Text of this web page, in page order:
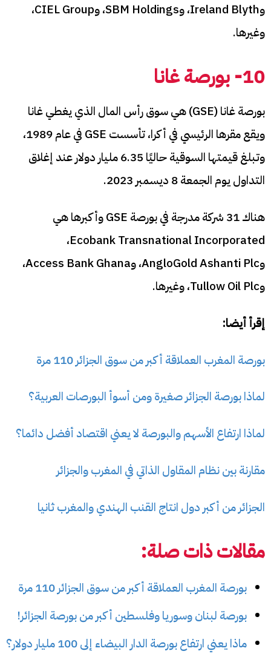
وIreland Blyth، وSBM Holdings، وCIEL Group،
وغيرها.
10- بورصة غانا
بورصة غانا (GSE) هي سوق رأس المال الذي يغطي غانا
ويقع مقرها الرئيسي في أكرا، تأسست GSE في عام 1989،
وتبلغ قيمتها السوقية حاليًا 6.35 مليار دولار عند إغلاق
التداول يوم الجمعة 8 ديسمبر 2023.
هناك 31 شركة مدرجة في بورصة GSE وأكبرها هي
Ecobank Transnational Incorporated،
وAngloGold Ashanti Plc، وAccess Bank Ghana،
وTullow Oil Plc، وغيرها.
إقرأ أيضا:
بورصة المغرب العملاقة أكبر من سوق الجزائر 110 مرة
لماذا بورصة الجزائر صغيرة ومن أسوأ البورصات العربية؟
لماذا ارتفاع الأسهم والبورصة لا يعني اقتصاد أفضل دائما؟
مقارنة بين نظام المقاول الذاتي في المغرب والجزائر
الجزائر من أكبر دول انتاج القنب الهندي والمغرب ثانيا
مقالات ذات صلة:
بورصة المغرب العملاقة أكبر من سوق الجزائر 110 مرة
بورصة لبنان وسوريا وفلسطين أكبر من بورصة الجزائر!
ماذا يعني ارتفاع بورصة الدار البيضاء إلى 100 مليار دولار؟